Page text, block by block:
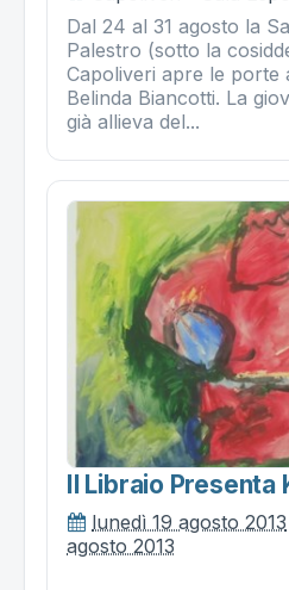
Dal 24 al 31 agosto la
Palestro (sotto la
Capoliveri apre le porte
Belinda Biancotti. La
già allieva del...
Il Libraio Presenta
lunedì 19 agosto 2013
agosto 2013